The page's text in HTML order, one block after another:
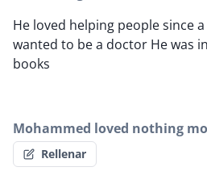
He loved helping people since
wanted to be a doctor He was
books
Mohammed loved nothing
Rellenar